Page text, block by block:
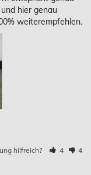
hier genau
hilfreich? 4 4